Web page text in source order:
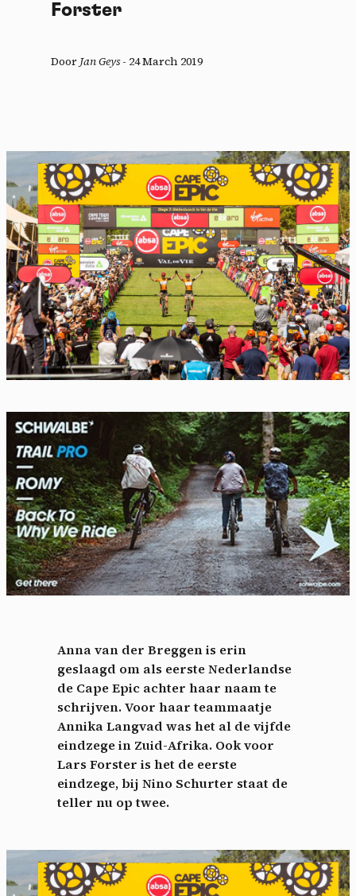
Forster
Door Jan Geys- 24 March 2019
Anna van der Breggen is erin
geslaagd om als eerste Nederlandse
de Cape Epic achter haar naam te
schrijven. Voor haar teammaatje
Annika Langvad was het al de vijfde
eindzege in Zuid-Afrika. Ook voor
Lars Forster is het de eerste
eindzege, bij Nino Schurter staat de
teller nu op twee.